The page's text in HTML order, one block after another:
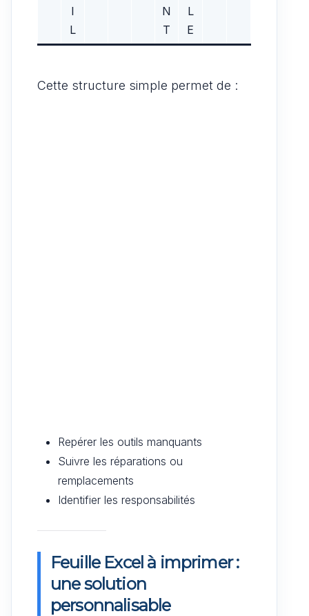
I
L
N
T
L
E
Cette structure simple permet de :
Repérer les outils manquants
Suivre les réparations ou
remplacements
Identifier les responsabilités
Feuille Excel à imprimer :
une solution
personnalisable